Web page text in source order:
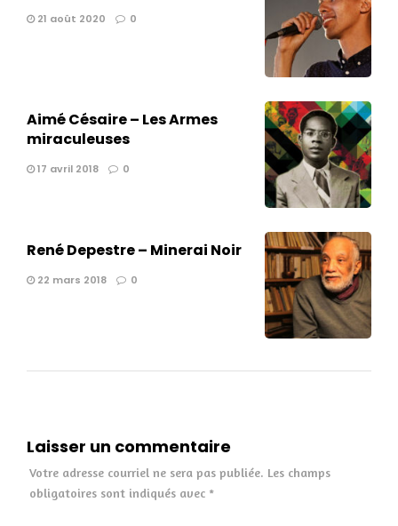
21 août 2020 0
Aimé Césaire – Les Armes
miraculeuses
17 avril 2018 0
René Depestre – Minerai Noir
22 mars 2018 0
Laisser un commentaire
Votre adresse courriel ne sera pas publiée. Les champs
obligatoires sont indiqués avec *